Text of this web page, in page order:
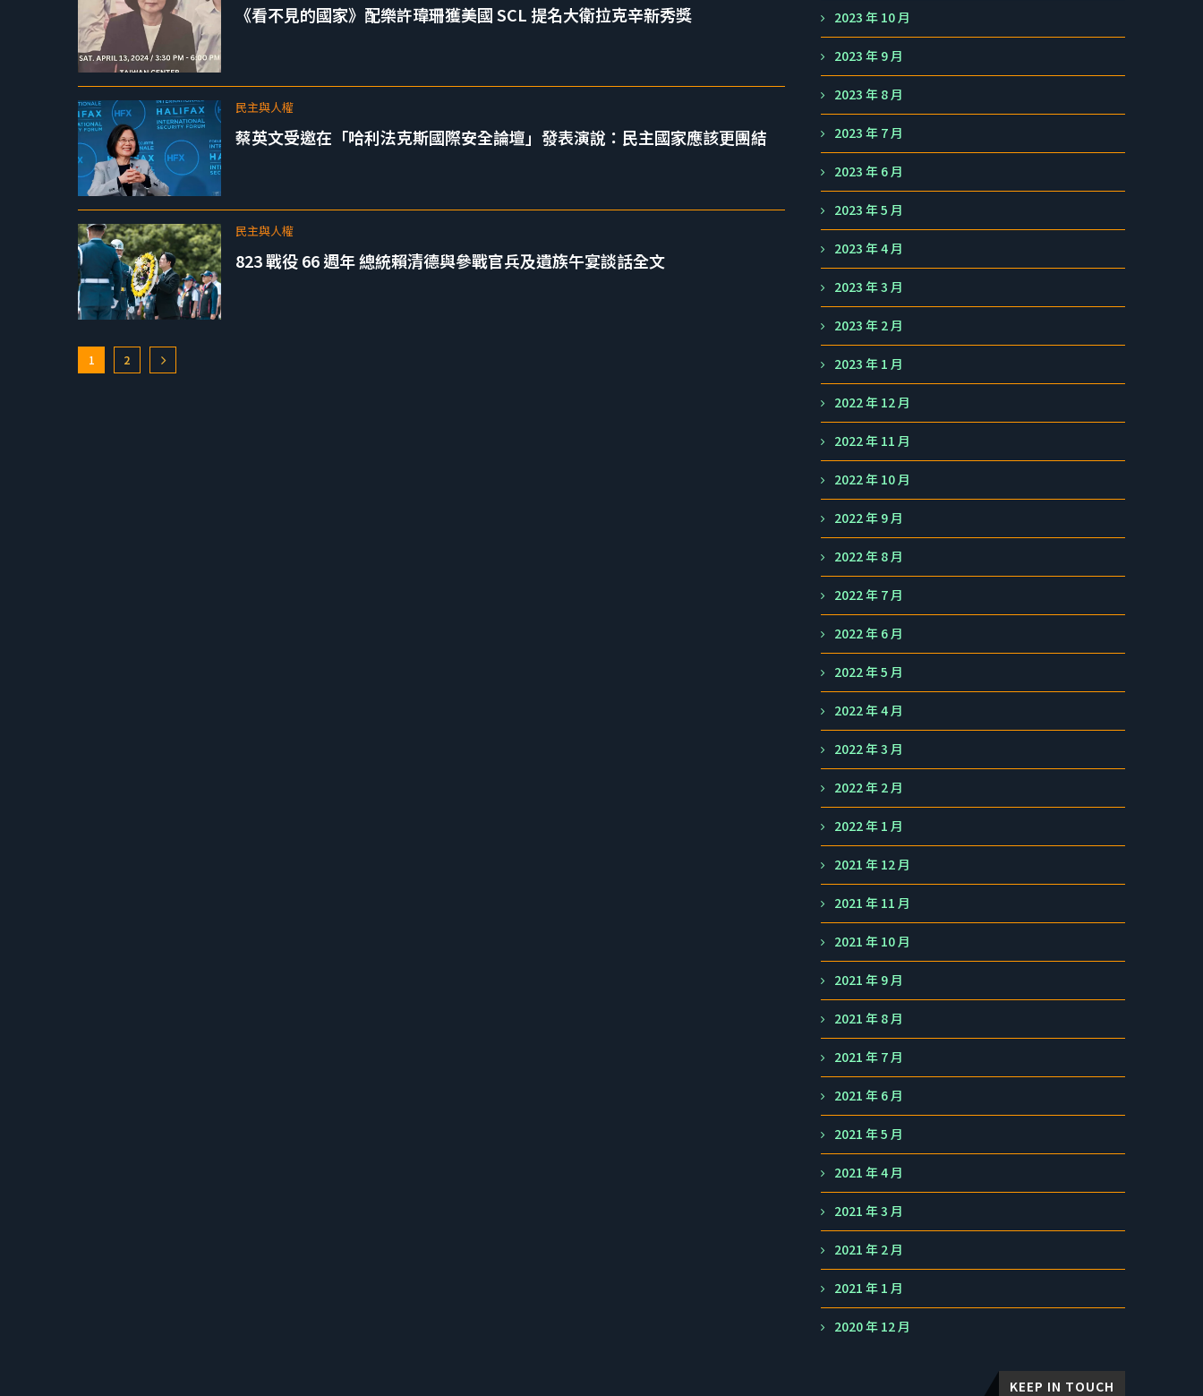
《看不見的國家》配樂許瑋珊獲美國 SCL 提名大衛拉克辛新秀獎
民主與人權
蔡英文受邀在「哈利法克斯國際安全論壇」發表演說：民主國家應該更團結
民主與人權
823 戰役 66 週年 總統賴清德與參戰官兵及遺族午宴談話全文
1 2
2023 年 10 月
2023 年 9 月
2023 年 8 月
2023 年 7 月
2023 年 6 月
2023 年 5 月
2023 年 4 月
2023 年 3 月
2023 年 2 月
2023 年 1 月
2022 年 12 月
2022 年 11 月
2022 年 10 月
2022 年 9 月
2022 年 8 月
2022 年 7 月
2022 年 6 月
2022 年 5 月
2022 年 4 月
2022 年 3 月
2022 年 2 月
2022 年 1 月
2021 年 12 月
2021 年 11 月
2021 年 10 月
2021 年 9 月
2021 年 8 月
2021 年 7 月
2021 年 6 月
2021 年 5 月
2021 年 4 月
2021 年 3 月
2021 年 2 月
2021 年 1 月
2020 年 12 月
KEEP IN TOUCH